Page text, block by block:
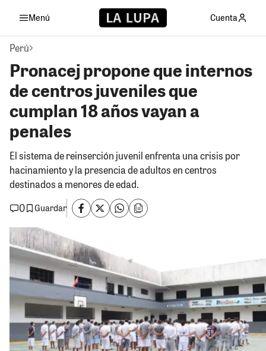
Menú Cuenta
Perú
Pronacej propone que internos
de centros juveniles que
cumplan 18 años vayan a
penales
El sistema de reinserción juvenil enfrenta una crisis por
hacinamiento y la presencia de adultos en centros
destinados a menores de edad.
0
Guardar